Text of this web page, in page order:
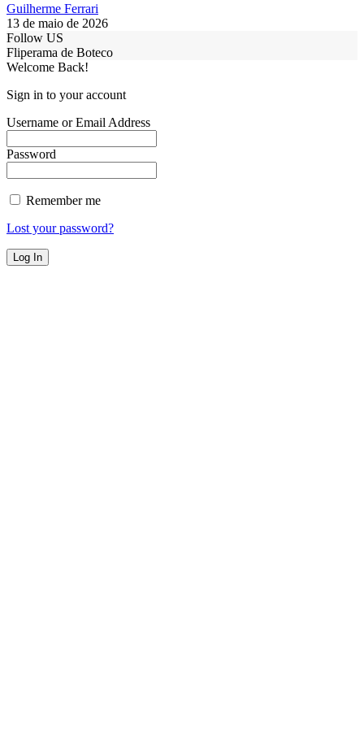
Guilherme Ferrari
13 de maio de 2026
Follow US
Fliperama de Boteco
Welcome Back!
Sign in to your account
Username or Email Address
Password
Remember me
Lost your password?